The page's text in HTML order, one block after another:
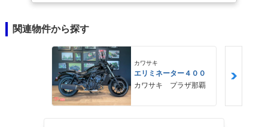
関連物件から探す
カワサキ
エリミネーター４００
カワサキ プラザ那覇